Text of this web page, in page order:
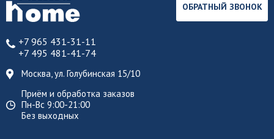
+7 965 431-31-11
+7 495 481-41-74
Москва, ул. Голубинская 15/10
Приём и обработка заказов
Пн-Вс 9:00-21:00
Без выходных
ОБРАТНЫЙ ЗВОНОК